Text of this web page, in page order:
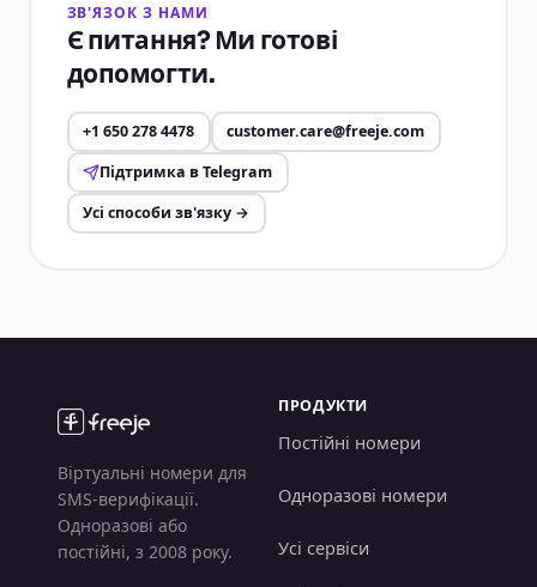
ЗВ'ЯЗОК З НАМИ
Є питання? Ми готові
допомогти.
+1 650 278 4478
customer.care@freeje.com
Підтримка в Telegram
Усі способи зв'язку →
Віртуальні номери для
SMS-верифікації.
Одноразові або
постійні, з 2008 року.
ПРОДУКТИ
Постійні номери
Одноразові номери
Усі сервіси